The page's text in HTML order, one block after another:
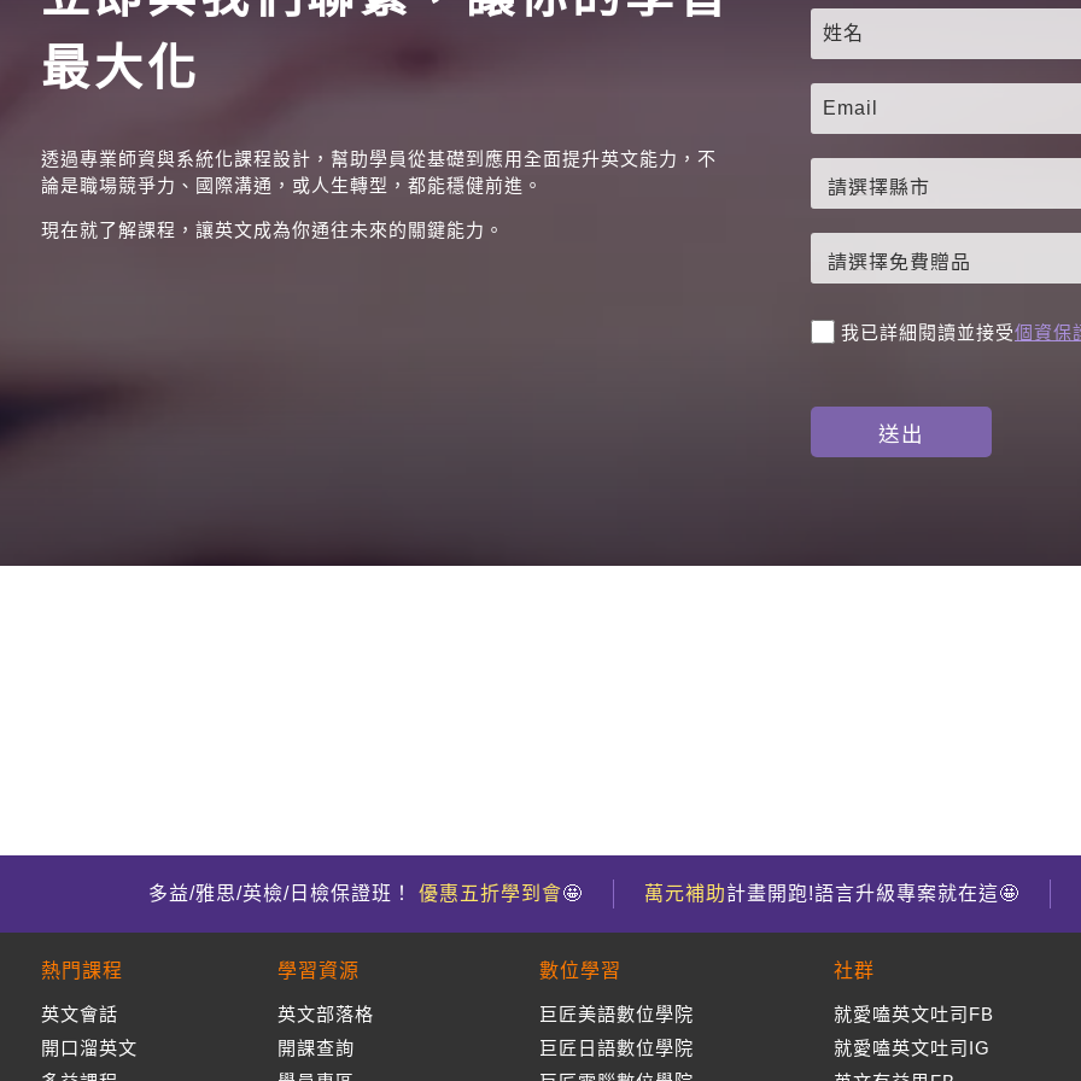
最大化
透過專業師資與系統化課程設計，幫助學員從基礎到應用全面提升英文能力，不
論是職場競爭力、國際溝通，或人生轉型，都能穩健前進。
現在就了解課程，讓英文成為你通往未來的關鍵能力。
我已詳細閱讀並接受個資保
多益/雅思/英檢/日檢保證班！ 優惠五折學到會🤩 萬元補助計畫開跑!語言升級專案就在這🤩
熱門課程
英文會話
開口溜英文
學習資源
英文部落格
開課查詢
數位學習
巨匠美語數位學院
巨匠日語數位學院
社群
就愛嗑英文吐司FB
就愛嗑英文吐司IG